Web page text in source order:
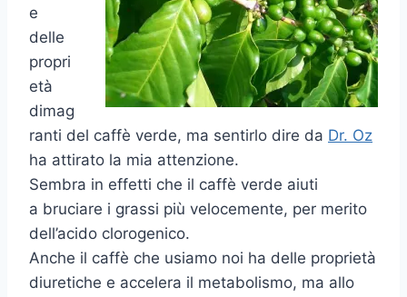
e
delle
propri
età
dimag
ranti del caffè verde, ma sentirlo dire da Dr. Oz
ha attirato la mia attenzione.
Sembra in effetti che il caffè verde aiuti
a bruciare i grassi più velocemente, per merito
dell’acido clorogenico.
Anche il caffè che usiamo noi ha delle proprietà
diuretiche e accelera il metabolismo, ma allo